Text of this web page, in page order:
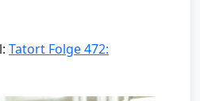
Tatort Folge 472: